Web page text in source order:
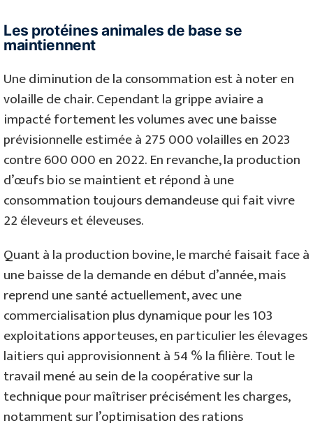
Les protéines animales de base se
maintiennent
Une diminution de la consommation est à noter en
volaille de chair. Cependant la grippe aviaire a
impacté fortement les volumes avec une baisse
prévisionnelle estimée à 275 000 volailles en 2023
contre 600 000 en 2022. En revanche, la production
d’œufs bio se maintient et répond à une
consommation toujours demandeuse qui fait vivre
22 éleveurs et éleveuses.
Quant à la production bovine, le marché faisait face à
une baisse de la demande en début d’année, mais
reprend une santé actuellement, avec une
commercialisation plus dynamique pour les 103
exploitations apporteuses, en particulier les élevages
laitiers qui approvisionnent à 54 % la filière. Tout le
travail mené au sein de la coopérative sur la
technique pour maîtriser précisément les charges,
notamment sur l’optimisation des rations